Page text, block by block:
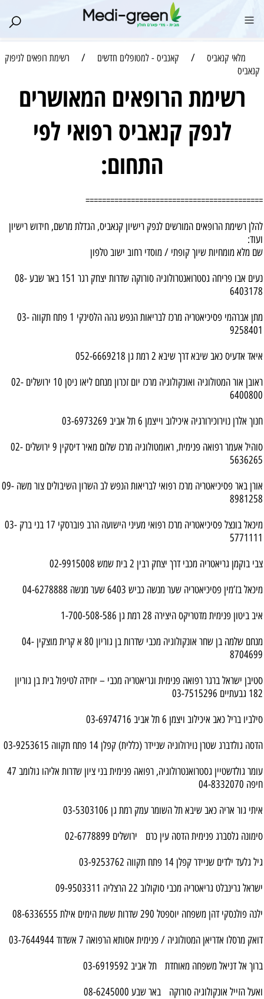
מלאי קנאביס / קאנביס - למטופלים חדשים /
רשימת רופאים לניפוק
קנאביס
רשימת הרופאים המאושרים
לנפק קנאביס רפואי לפי
התחום:
===========================================
להלן רשימת הרופאים המורשים לנפק רישיון קנאביס, הגדלת מרשם, חידוש רישיון
ועוד:
שם מלא מומחיות שיוך קופתי / מוסדי רחוב ישוב טלפון
נעים אבו פריחה גסטרואנטרולוגיה סורוקה שדרות יצחק רגר 151 באר שבע 08-
6403178
מתן אברהמי פסיכיאטריה מרכז לבריאות הנפש גהה הלסינקי 1 פתח תקווה 03-
9258401
איאד אדעיס כאב שיבא דרך שיבא 2 רמת גן 052-6669218
ראובן אור המטולוגיה ואונקולוגיה מרכז יום זכרון מנחם ליאו ניסן 10 ירושלים 02-
6400800
חנוך אלרן נוירוכירורגיה איכילוב וייצמן 6 תל אביב 03-6973269
סוהיל אעמר רפואה פנימית, ראומטולוגיה מרכז שלום מאיר דיסקין 9 ירושלים 02-
5636265
אורן באר פסיכיאטריה מרכז רפואי לבריאות הנפש לב השרון השיבולים צור משה 09-
8981258
מיכאל בונצל פסיכיאטריה מרכז רפואי מעיני הישועה הרב פוברסקי 17 בני ברק 03-
5771111
צבי בוקמן גריאטריה מכבי דרך יצחק רבין 2 בית שמש 02-9915008
מיכאל בז’מין פסיכיאטריה שער מנשה כביש 6403 שער מנשה 04-6278888
איב ביטון פנימית מדטריקס היצירה 28 רמת גן 1-700-508-586
מנחם שלמה בן שחר אונקולוגיה מכבי שדרות בן גוריון 80 א קרית מוצקין 04-
8704699
סטיבן ישראל ברגר רפואה פנימית וגריאטריה מכבי – יחידה לטיפול בית בן גוריון
182 גבעתיים 03-7515296
סילביו בריל כאב איכילוב ויצמן 6 תל אביב 03-6974716
הדסה גולדברג שטרן נוירולוגיה שניידר (כללית) קפלן 14 פתח תקווה 03-9253615
עומר גולדשטיין גסטרואנטרולוגיה, רפואה פנימית בני ציון שדרות אליהו גולומב 47
חיפה 04-8332070
איתי גור אריה כאב שיבא תל השומר עמק רמת גן 03-5303106
סימונה גלסברג פנימית הדסה עין כרם ירושלים 02-6778899
גיל גלעד ילדים שניידר קפלן 14 פתח תקווה 03-9253762
ישראל גרינבלט גריאטריה מכבי סוקולוב 22 הרצליה 09-9503311
ילנה פולנסקי דהן משפחה יוספטל 290 שדרות ששת הימים אילת 08-6336555
דואק מרסלו אדריאן המטולוגיה / פנימית אסותא הרפואה 7 אשדוד 03-7644944
ברוך אל דניאל משפחה מאוחדת תל אביב 03-6919592
ואעל הזייל אונקולוגיה סורוקה באר שבע 08-6245000